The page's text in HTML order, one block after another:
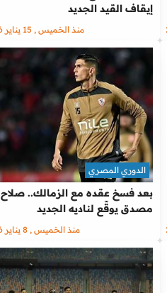
إيقاف القيد الجديد
منذ الخميس , 15 يناير 2026
بعد فسخ عقده مع الزمالك.. صلاح
مصدق يوقّع لناديه الجديد
الدوري المصري
منذ الخميس , 8 يناير 2026